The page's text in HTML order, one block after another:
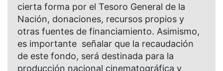
cierta forma por el Tesoro General de la
Nación, donaciones, recursos propios y
otras fuentes de financiamiento. Asimismo,
es importante señalar que la recaudación
de este fondo, será destinada para la
producción nacional cinematográfica y